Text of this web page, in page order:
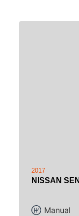
2017
NISSAN
Manual